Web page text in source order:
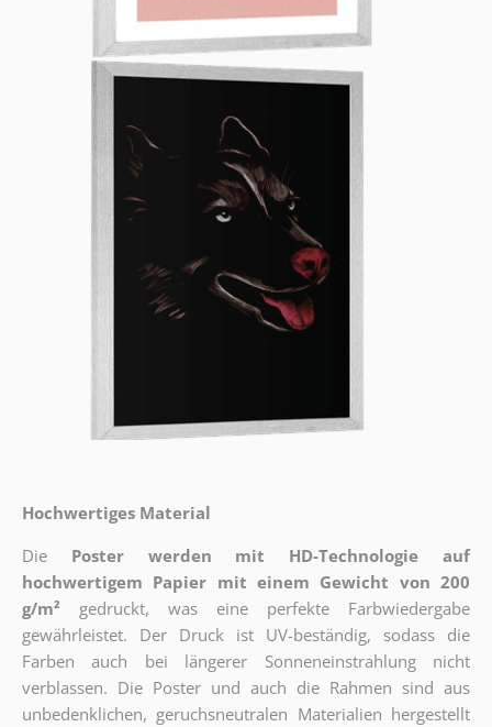
Hochwertiges Material
Die
Poster werden mit HD-Technologie auf
hochwertigem Papier mit einem Gewicht von 200
g/m²
gedruckt, was eine perfekte Farbwiedergabe
gewährleistet. Der Druck ist UV-beständig, sodass die
Farben auch bei längerer Sonneneinstrahlung nicht
verblassen. Die Poster und auch die Rahmen sind aus
unbedenklichen, geruchsneutralen Materialien hergestellt